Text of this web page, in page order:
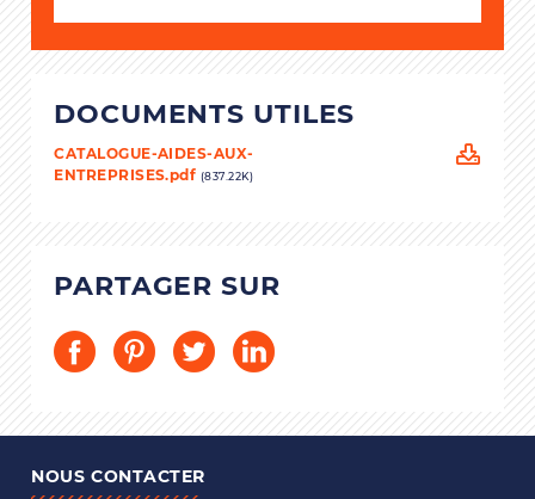
DOCUMENTS UTILES
CATALOGUE-AIDES-AUX-
ENTREPRISES.pdf (837.22K)
PARTAGER SUR
NOUS CONTACTER